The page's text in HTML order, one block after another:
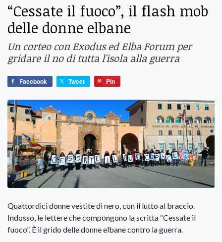
“Cessate il fuoco”, il flash mob
delle donne elbane
Un corteo con Exodus ed Elba Forum per
gridare il no di tutta l'isola alla guerra
Facebook Tweet Pin
Quattordici donne vestite di nero, con il lutto al braccio.
Indosso, le lettere che compongono la scritta “Cessate il
fuoco”. È il grido delle donne elbane contro la guerra.